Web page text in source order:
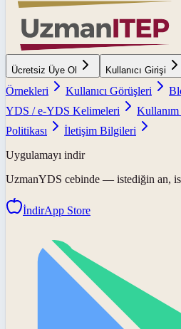
Ücretsiz Üye Ol Kullanıcı Girişi
Örnekleri
Kullanıcı Görüşleri
YDS / e-YDS Kelimeleri
Kullanım
Politikası
İletişim Bilgileri
Uygulamayı indir
UzmanYDS cebinde — istediğin an,
İndirApp Store